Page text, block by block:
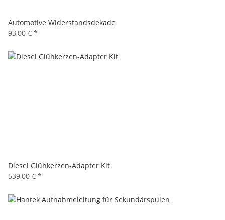
Automotive Widerstandsdekade
93,00 € *
Diesel Glühkerzen-Adapter Kit
539,00 € *